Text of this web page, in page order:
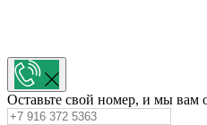
Оставьте свой номер, и мы вам